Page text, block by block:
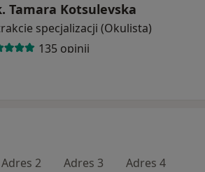
Tamara Kotsulevska
specjalizacji (Okulista)
135 opinii
Adres 2 Adres 3 Adres 4